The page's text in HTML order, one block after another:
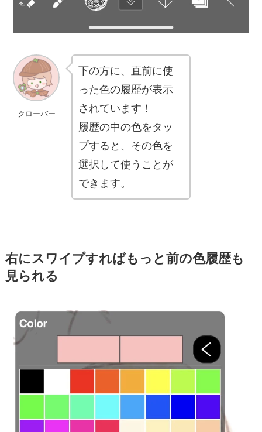
クローバー
下の方に、直前に使
った色の履歴が表示
されています！
履歴の中の色をタッ
プすると、その色を
選択して使うことが
できます。
右にスワイプすればもっと前の色履歴も
見られる